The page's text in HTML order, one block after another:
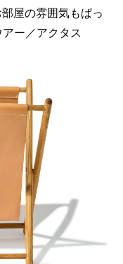
屋の雰囲気もぱっ
ー／アクタス